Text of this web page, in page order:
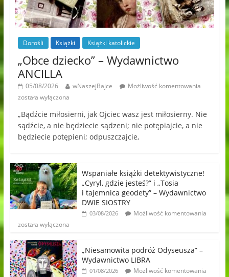
Dorośli Książki Książki katolickie
„Obce dziecko” – Wydawnictwo
ANCILLA
05/08/2026 wNaszejBajce
Możliwość komentowania
została wyłączona
„Bądźcie miłosierni, jak Ojciec wasz jest miłosierny. Nie
sądźcie, a nie będziecie sądzeni; nie potępiajcie, a nie
będziecie potępieni; odpuszczajcie,
Wspaniałe książki detektywistyczne!
„Cyryl, gdzie jesteś?” i „Tosia
i tajemnica geodety” – Wydawnictwo
DWIE SIOSTRY
03/08/2026
Możliwość komentowania
została wyłączona
„Niesamowita podróż Odyseusza” –
Wydawnictwo LIBRA
01/08/2026
Możliwość komentowania